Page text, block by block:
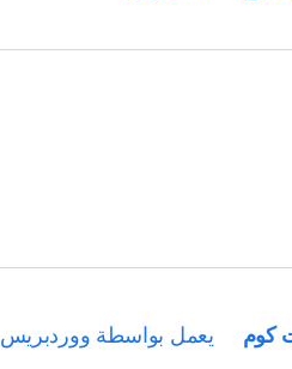
كوم يعمل بواسطة ووردبريس